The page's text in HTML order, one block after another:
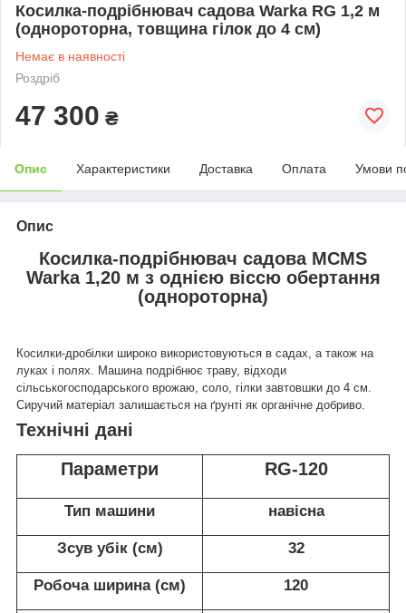
Косилка-подрібнювач садова Warka RG 1,2 м
(однороторна, товщина гілок до 4 см)
Немає в наявності
Роздріб
47 300 ₴
Опис Характеристики Доставка Оплата Умови
Опис
Косилка-подрібнювач садова MCMS
Warka 1,20 м з однією віссю обертання
(однороторна)
Косилки-дробілки широко використовуються в садах, а також на
луках і полях. Машина подрібнює траву, відходи
сільськогосподарського врожаю, соло, гілки завтовшки до 4 см.
Сиручий матеріал залишається на ґрунті як органічне добриво.
Технічні дані
Параметри
RG-120
Тип машини навісна
Зсув убік (см) 32
Робоча ширина (см) 120